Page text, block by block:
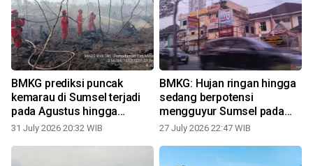
BMKG prediksi puncak
kemarau di Sumsel terjadi
pada Agustus hingga
September
31 July 2026 20:32 WIB
BMKG: Hujan ringan hingga
sedang berpotensi
mengguyur Sumsel pada
28-31 Juli
27 July 2026 22:47 WIB